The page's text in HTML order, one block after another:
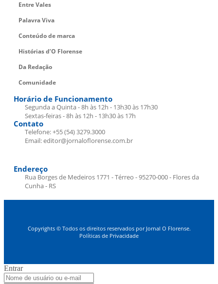
Entre Vales
Palavra Viva
Conteúdo de marca
Histórias d’O Florense
Da Redação
Comunidade
Horário de Funcionamento
Segunda a Quinta - 8h às 12h - 13h30 às 17h30
Sextas-feiras - 8h às 12h - 13h30 às 17h
Contato
Telefone: +55 (54) 3279.3000
Email: editor@jornaloflorense.com.br
Endereço
Rua Borges de Medeiros 1771 - Térreo - 95270-000 - Flores da
Cunha - RS
Copyrights © Todos os direitos reservados por Jornal O Florense.
Políticas de Privacidade
Entrar